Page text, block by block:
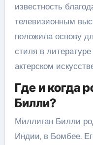
известность
телевизионным
положила основу
стиля в
актерском
Где и когда
Билли?
Миллиган Билли
Индии, в Бомбее.